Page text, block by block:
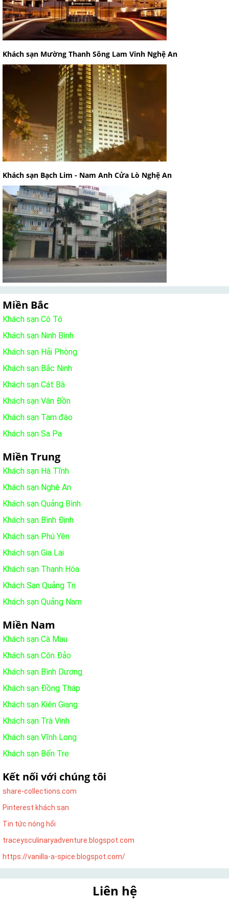
Khách sạn Mường Thanh Sông Lam Vinh Nghệ An
Khách sạn Bạch Lim - Nam Anh Cửa Lò Nghệ An
Miền Bắc
Khách sạn Cô Tô
Khách sạn Ninh Bình
Khách sạn Hải Phòng
Khách sạn Bắc Ninh
Khách sạn Cát Bà
Khách sạn Vân Đồn
Khách sạn Tam đào
Khách sạn Sa Pa
Miền Trung
Khách sạn Hà Tĩnh
Khách sạn Nghệ An
Khách sạn Quảng Bình
Khách sạn Bình Định
Khách sạn Phú Yên
Khách sạn Gia Lai
Khách sạn Thanh Hóa
Khách Sạn Quảng Trị
Khách sạn Quảng Nam
Miền Nam
Khách sạn Cà Mau
Khách sạn Côn Đảo
Khách sạn Bình Dương
Khách sạn Đồng Tháp
Khách sạn Kiên Giang
Khách sạn Trà Vinh
Khách sạn Vĩnh Long
Khách sạn Bến Tre
Kết nối với chúng tôi
share-collections.com
Pinterest khách sạn
Tin tức nóng hổi
traceysculinaryadventure.blogspot.com
https://vanilla-a-spice.blogspot.com/
Liên hệ